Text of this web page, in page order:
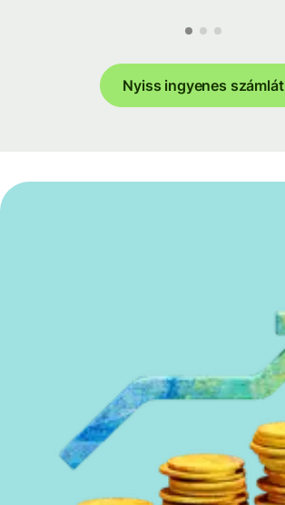
Nyiss ingyenes számlát